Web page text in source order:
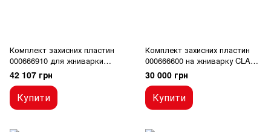
Комплект захисних пластин
000666910 для жниварки
CLAAS / LEXION /
CATERPILLAR 30Ft (9.1м)
42 107 грн
Купити
Комплект захисних пластин
000666600 на жниварку CLAAS
/ LEXION / CATERPILLAR 20Ft
(6м)
30 000 грн
Купити